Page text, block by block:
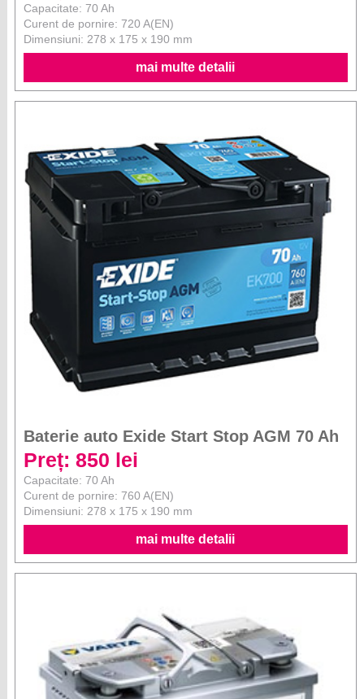
Capacitate: 70 Ah
Curent de pornire: 720 A(EN)
Dimensiuni: 278 x 175 x 190 mm
mai multe detalii
Baterie auto Exide Start Stop AGM 70 Ah
Preț: 850 lei
Capacitate: 70 Ah
Curent de pornire: 760 A(EN)
Dimensiuni: 278 x 175 x 190 mm
mai multe detalii